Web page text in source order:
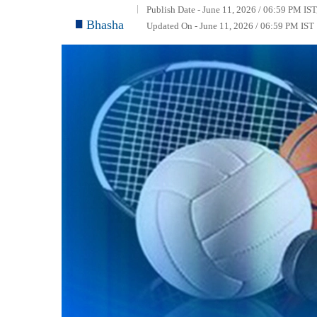
Bhasha
Publish Date - June 11, 2026 / 06:59 PM
Updated On - June 11, 2026 / 06:59 PM IST